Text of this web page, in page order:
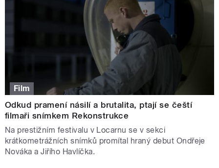
Film
Odkud pramení násilí a brutalita, ptají se čeští
filmaři snímkem Rekonstrukce
Na prestižním festivalu v Locarnu se v sekci
krátkometrážních snímků promítal hraný debut Ondřeje
Nováka a Jiřího Havlíčka.